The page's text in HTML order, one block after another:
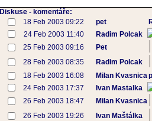
Diskuse - komentáře:
18 Feb 2003 09:22
pet
24 Feb 2003 11:40
Radim Polcak
25 Feb 2003 09:16
Pet
28 Feb 2003 08:35
Radim Polcak
18 Feb 2003 16:08
Milan Kvasnica
24 Feb 2003 17:37
Ivan Mastalka
26 Feb 2003 18:47
Milan Kvasnica
26 Feb 2003 19:26
Ivan Maštálka